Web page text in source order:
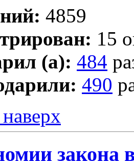
4859
15
(а): 484
490
закона